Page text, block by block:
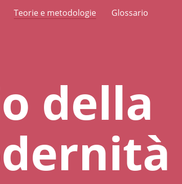
Teorie e metodologie Glossario
della